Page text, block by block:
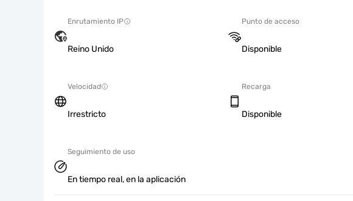
Enrutamiento IP
Reino Unido
Punto de acceso
Disponible
Velocidad
Irrestricto
Recarga
Disponible
Seguimiento de uso
En tiempo real, en la aplicación